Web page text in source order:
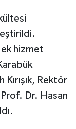
ek hizmet
Rektör
Prof. Dr. Hasan